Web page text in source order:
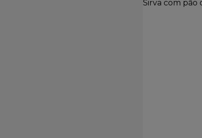
Sirva com pão